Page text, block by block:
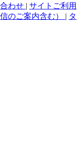
わせ | サイトご利用
のご案内含む） | タ